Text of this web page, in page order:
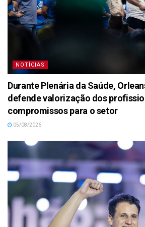
NOTÍCIAS
Durante Plenária da Saúde,
defende valorização dos
compromissos para o setor
05/08/2026